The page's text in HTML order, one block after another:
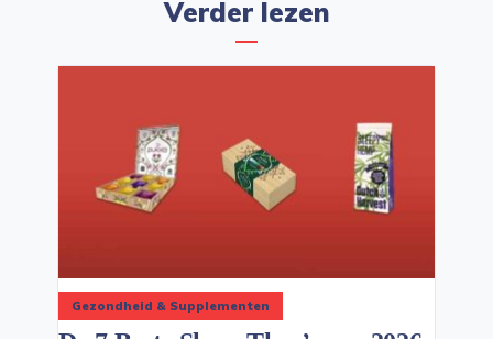
Verder lezen
Gezondheid & Supplementen